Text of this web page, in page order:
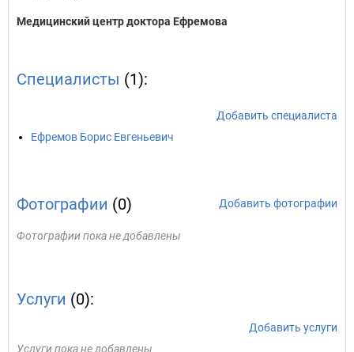
Медицинский центр доктора Ефремова
Специалисты (1):
Добавить специалиста
Ефремов Борис Евгеньевич
Фотографии (0) Добавить фотографии
Фотографии пока не добавлены
Услуги (0):
Добавить услуги
Услуги пока не добавлены